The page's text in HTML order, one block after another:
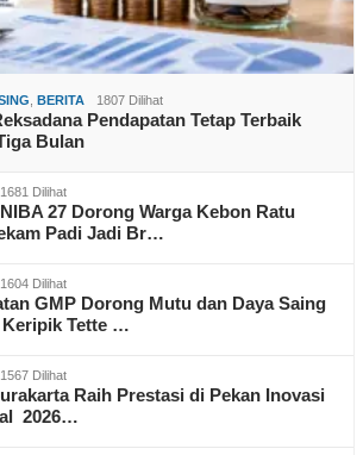
BERITA 1807 Dilihat
Pendapatan Tetap Terbaik
Bulan
1681 Dilihat
27 Dorong Warga Kebon Ratu
Padi Jadi Br…
1604 Dilihat
GMP Dorong Mutu dan Daya Saing
Keripik Tette …
1567 Dilihat
Raih Prestasi di Pekan Inovasi
2026…